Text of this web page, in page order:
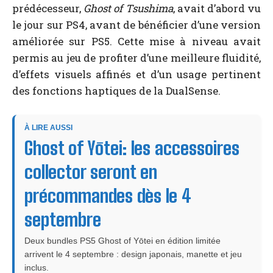
prédécesseur, Ghost of Tsushima, avait d’abord vu
le jour sur PS4, avant de bénéficier d’une version
améliorée sur PS5. Cette mise à niveau avait
permis au jeu de profiter d’une meilleure fluidité,
d’effets visuels affinés et d’un usage pertinent
des fonctions haptiques de la DualSense.
À LIRE AUSSI
Ghost of Yōtei: les accessoires
collector seront en
précommandes dès le 4
septembre
Deux bundles PS5 Ghost of Yōtei en édition limitée
arrivent le 4 septembre : design japonais, manette et jeu
inclus.